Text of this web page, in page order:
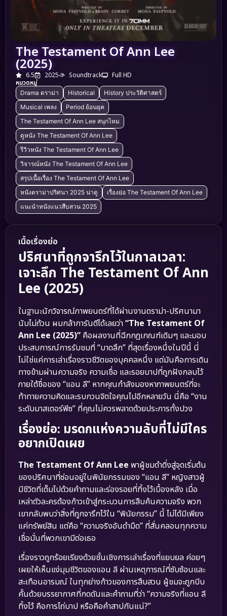
The Testament Of Ann Lee
(2025)
6.5 2025 Soundtrack
Full HD
หมวดหมู่
Drama ดราม่า Historical
History ประวัติศาสตร์
Musical เพลง
Period ย้อนยุค
The Testament Of Ann Lee สนุกไหม
ดูหนัง The Testament Of Ann Lee
รีวิวหนัง The Testament Of Ann Lee
วิจารณ์หนัง The Testament Of Ann Lee
สรุปเนื้อเรื่อง The Testament Of Ann Lee
หนังดราม่าปริศนา 2025 น่าดู
เรื่องย่อ The Testament Of Ann Lee
แนะนำหนังแนวสืบสวน 2025
เนื้อเรื่องย่อ
ปริศนาที่ถูกจารึกไว้ในกาลเวลา:
เจาะลึก The Testament Of Ann
Lee (2025)
ในฐานะนักวิจารณ์ภาพยนตร์ที่ได้ผ่านงานดราม่า-ปริศนามา
นับไม่ถ้วน ผมกล้าการันตีได้เลยว่า“The Testament Of
Ann Lee (2025)” คือผลงานที่ฉีกกฎเกณฑ์เดิมๆ และมอบ
ประสบการณ์การรับชมที่ “บาดลึก” ที่สุดเรื่องหนึ่งในปีนี้ นี่
ไม่ใช่แค่การเล่าเรื่องราวชีวิตของบุคคลหนึ่ง แต่มันคือการเดิน
ทางข้ามผ่านความจริง ความเชื่อ และรอยบาปที่ถูกฝังกลบไว้
ภายใต้ชื่อของ “แอน ลี” หากคุณกำลังมองหาภาพยนตร์ที่จะ
ท้าทายความคิดและรบกวนจิตใจคุณไปอีกหลายวัน นี่คือ “งาน
ระดับมาสเตอร์พีซ” ที่คุณไม่ควรพลาดด้วยประการทั้งปวง
เรื่องย่อ: มรดกแห่งความลับที่ไม่มีใคร
อยากเปิดเผย
The Testament Of Ann Lee พาผู้ชมดำดิ่งสู่จุดเริ่มต้น
ของปริศนาที่ซ่อนอยู่ในพินัยกรรมของ “แอน ลี” หญิงสาวผู้
มีชีวิตที่เต็มไปด้วยคำถามและร่องรอยที่ทิ้งไว้เบื้องหลัง เมื่อ
เหล่าตัวละครต้องก้าวเข้าสู่กระบวนการสืบค้นความจริง พวก
เขากลับพบว่าสิ่งที่ถูกจารึกไว้ใน “พินัยกรรม” นี้ ไม่ได้มีเพียง
แค่ทรัพย์สิน แต่คือ “ความจริงอันดำมืด” ที่สั่นคลอนทุกความ
เชื่อมั่นที่พวกเขามีต่อเธอ
เรื่องราวถูกร้อยเรียงด้วยชั้นเชิงการเล่าเรื่องที่แยบยล ค่อยๆ
เผยให้เห็นแง่มุมชีวิตของแอน ลี ผ่านเหตุการณ์ที่ซับซ้อนและ
สะเทือนอารมณ์ ในทุกย่างก้าวของการสืบสวน ผู้ชมจะถูกบีบ
คั้นด้วยบรรยากาศที่กดดันและคำถามที่ว่า “ความจริงที่แอน ลี
ทิ้งไว้ คือการไถ่บาป หรือคือคำสาปกันแน่?”